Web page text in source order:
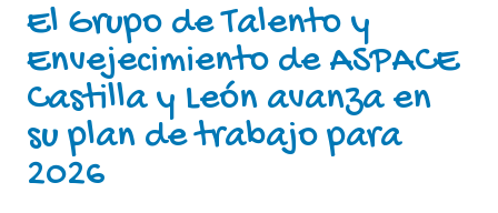
El Grupo de Talento y
Envejecimiento de ASPACE
Castilla y León avanza en
su plan de trabajo para
2026